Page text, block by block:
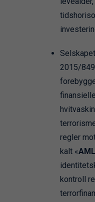
2015/
regler
kalt «
kontroll